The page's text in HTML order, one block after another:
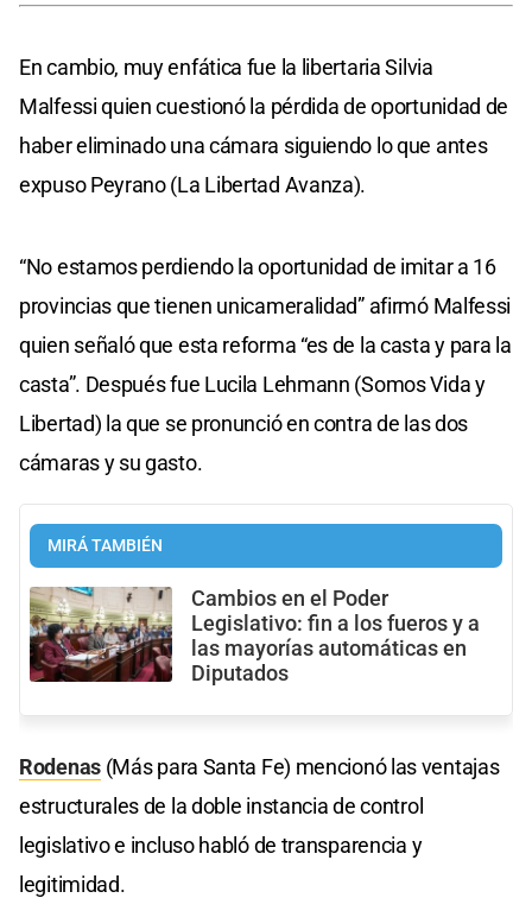
En cambio, muy enfática fue la libertaria Silvia
Malfessi quien cuestionó la pérdida de oportunidad de
haber eliminado una cámara siguiendo lo que antes
expuso Peyrano (La Libertad Avanza).
“No estamos perdiendo la oportunidad de imitar a 16
provincias que tienen unicameralidad” afirmó Malfessi
quien señaló que esta reforma “es de la casta y para la
casta”. Después fue Lucila Lehmann (Somos Vida y
Libertad) la que se pronunció en contra de las dos
cámaras y su gasto.
MIRÁ TAMBIÉN
Cambios en el Poder
Legislativo: fin a los fueros y a
las mayorías automáticas en
Diputados
Rodenas(Más para Santa Fe) mencionó las ventajas
estructurales de la doble instancia de control
legislativo e incluso habló de transparencia y
legitimidad.